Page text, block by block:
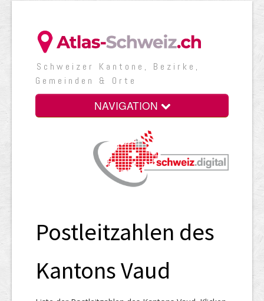
Schweizer Kantone, Bezirke,
Gemeinden & Orte
NAVIGATION
Postleitzahlen des
Kantons Vaud